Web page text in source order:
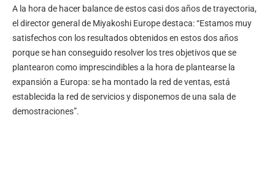
A la hora de hacer balance de estos casi dos años de trayectoria,
el director general de Miyakoshi Europe destaca: “Estamos muy
satisfechos con los resultados obtenidos en estos dos años
porque se han conseguido resolver los tres objetivos que se
plantearon como imprescindibles a la hora de plantearse la
expansión a Europa: se ha montado la red de ventas, está
establecida la red de servicios y disponemos de una sala de
demostraciones”.